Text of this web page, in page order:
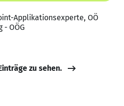
Applikationsexperte, OÖ
- OÖG
zu sehen.